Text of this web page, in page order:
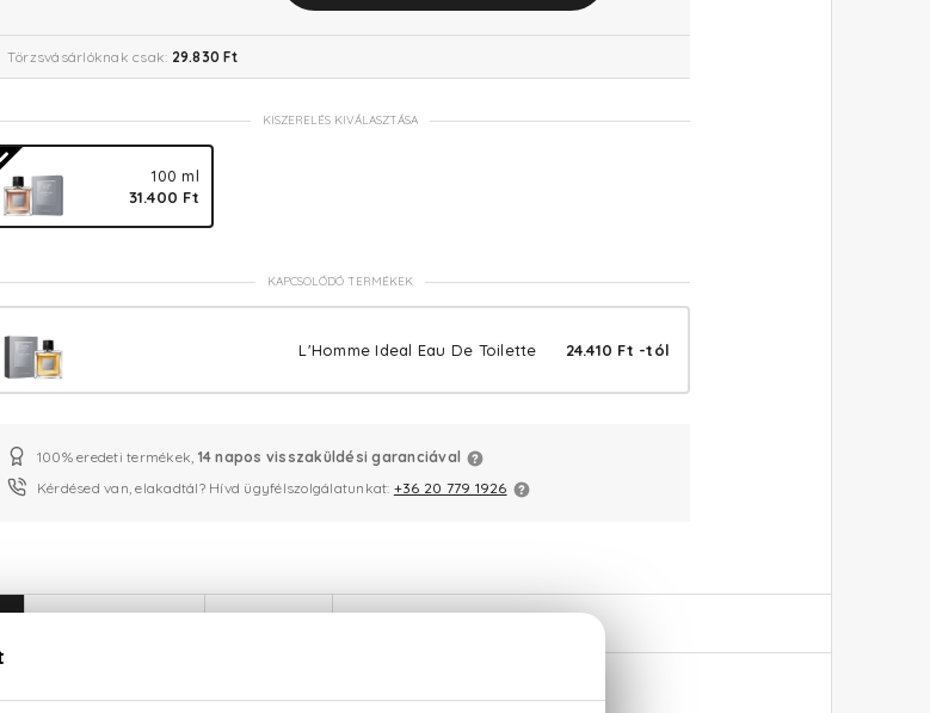
Törzsvásárlóknak csak: 29.830 Ft
KISZERELÉS KIVÁLASZTÁSA
100 ml
31.400 Ft
KAPCSOLÓDÓ TERMÉKEK
L'Homme Ideal Eau De Toilette 24.410 Ft -tól
100% eredeti termékek, 14 napos visszaküldési garanciával
Kérdésed van, elakadtál? Hívd ügyfélszolgálatunkat: +36 20 779 1926